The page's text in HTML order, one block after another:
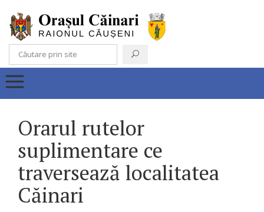
Orarul rutelor
suplimentare ce
traversează localitatea
Căinari